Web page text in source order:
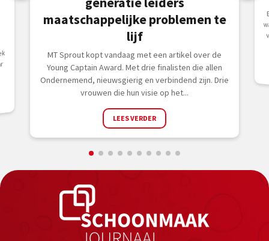
maatschappelijke problemen te
lijf
MT Sprout kopt vandaag met een artikel over de
Young Captain Award. Met drie finalisten die allen
Ondernemend, nieuwsgierig en verbindend zijn. Drie
vrouwen die hun visie op het...
LEES VERDER